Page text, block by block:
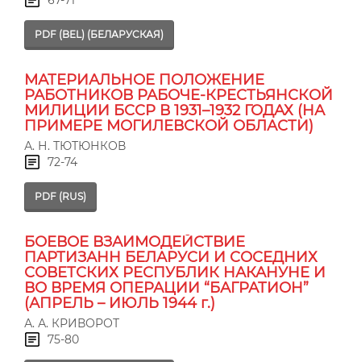
PDF (BEL) (БЕЛАРУСКАЯ)
МАТЕРИАЛЬНОЕ ПОЛОЖЕНИЕ
РАБОТНИКОВ РАБОЧЕ-КРЕСТЬЯНСКОЙ
МИЛИЦИИ БССР В 1931–1932 ГОДАХ (НА
ПРИМЕРЕ МОГИЛЕВСКОЙ ОБЛАСТИ)
А. Н. ТЮТЮНКОВ
72-74
PDF (RUS)
БОЕВОЕ ВЗАИМОДЕЙСТВИЕ
ПАРТИЗАНН БЕЛАРУСИ И СОСЕДНИХ
СОВЕТСКИХ РЕСПУБЛИК НАКАНУНЕ И
ВО ВРЕМЯ ОПЕРАЦИИ “БАГРАТИОН”
(АПРЕЛЬ – ИЮЛЬ 1944 г.)
А. А. КРИВОРОТ
75-80